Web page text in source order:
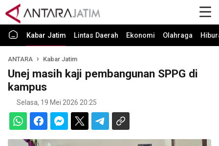
Kabar Jatim Lintas Daerah Ekonomi Olahraga
ANTARA Kabar Jatim
Unej masih kaji pembangunan SPPG di
kampus
Selasa, 19 Mei 2026 20:25